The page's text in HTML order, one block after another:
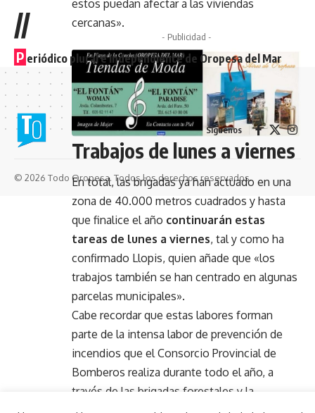
estos puedan afectar a las viviendas
cercanas».
- Publicidad -
Trabajos de lunes a viernes
En total, las brigadas ya han actuado en una
zona de 40.000 metros cuadrados y hasta
que finalice el año continuarán estas
tareas de lunes a viernes, tal y como ha
confirmado Llopis, quien añade que «los
trabajos también se han centrado en algunas
parcelas municipales».
Cabe recordar que estas labores forman
parte de la intensa labor de prevención de
incendios que el Consorcio Provincial de
Bomberos realiza durante todo el año, a
través de las brigadas forestales y la
//
P eriódico plural e independiente de Oropesa del Mar
Síguenos
© 2026 Todo Oropesa. Todos los derechos reservados.